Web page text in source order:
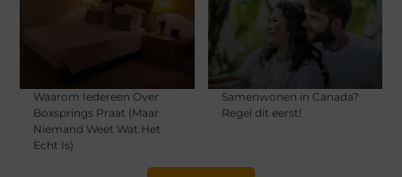
Waarom Iedereen Over
Boxsprings Praat (Maar
Niemand Weet Wat Het
Echt Is)
Samenwonen in Canada?
Regel dit eerst!